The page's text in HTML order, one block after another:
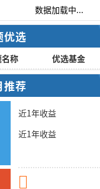
数据加载中...
优选
称 优选基金
推荐
近1年收益
近1年收益